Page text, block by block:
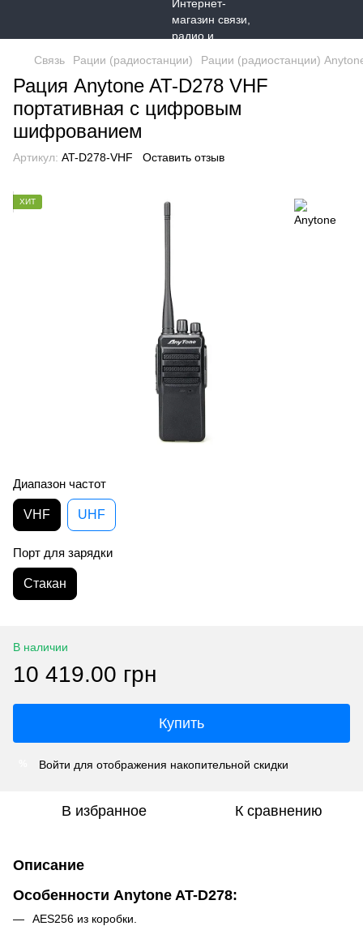
Связь Рации (радиостанции) Рации (радиостанции)
Рация Anytone AT-D278 VHF
портативная с цифровым
шифрованием
Артикул: AT-D278-VHF Оставить отзыв
ХИТ
Диапазон частот
VHF UHF
Порт для зарядки
Стакан
В наличии
10 419.00 грн
Купить
Войти для отображения накопительной скидки
В избранное К сравнению
Описание
Особенности Anytone AT-D278:
AES256 из коробки.